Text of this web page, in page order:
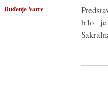
Buđenje Vatre
bilo je